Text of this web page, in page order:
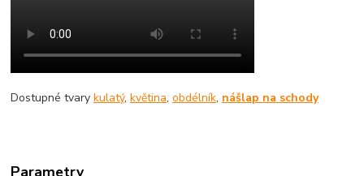
Dostupné tvarykulatý,květina,obdélník, nášlap na schody
Parametry